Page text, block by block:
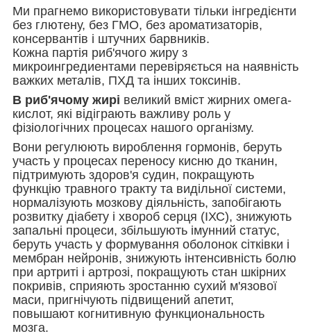
Ми прагнемо використовувати тільки інгредієнти
без глютену, без ГМО, без ароматизаторів,
консервантів і штучних барвників.
Кожна партія риб'ячого жиру з
микроингредиентами перевіряється на наявність
важких металів, ПХД та інших токсинів.
В риб'ячому жирі великий вміст жирних омега-
кислот, які відіграють важливу роль у
фізіологічних процесах нашого організму.
Вони регулюють вироблення гормонів, беруть
участь у процесах переносу кисню до тканин,
підтримують здоров'я судин, покращують
функцію травного тракту та видільної системи,
нормалізують мозкову діяльність, запобігають
розвитку діабету і хвороб серця (ІХС), знижують
запальні процеси, збільшують імунний статус,
беруть участь у формування оболонок сітківки і
мембран нейронів, знижують інтенсивність болю
при артриті і артрозі, покращують стан шкірних
покривів, сприяють зростанню сухий м'язової
маси, пригнічують підвищений апетит,
повышают когнитивную функциональность
мозга.